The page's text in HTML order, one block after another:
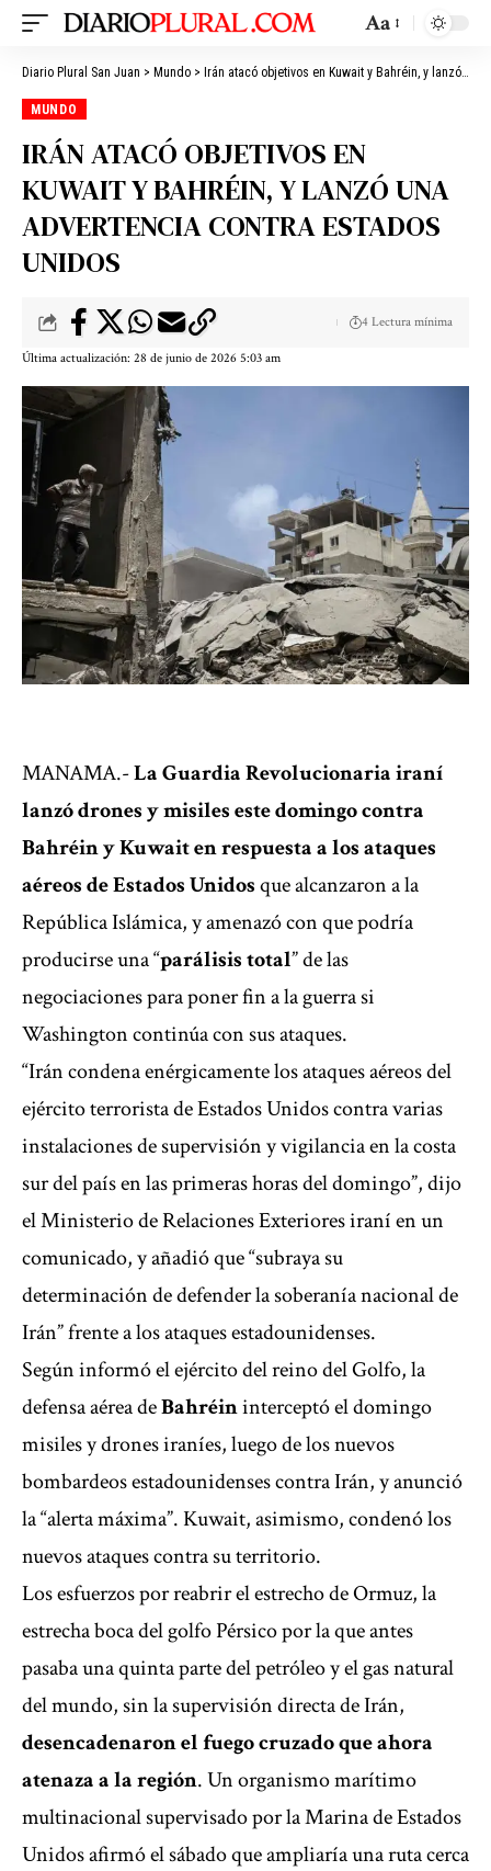
Aa
Diario Plural San Juan > Mundo > Irán atacó objetivos en Kuwait y Bahréin, y lanzó una advertencia contra Estados Unidos
MUNDO
IRÁN ATACÓ OBJETIVOS EN
KUWAIT Y BAHRÉIN, Y LANZÓ UNA
ADVERTENCIA CONTRA ESTADOS
UNIDOS
Última actualización: 28 de junio de 2026 5:03 am
4 Lectura mínima
MANAMA.-La Guardia Revolucionaria iraní
lanzó drones y misiles este domingo contra
Bahréin y Kuwait en respuesta a losataques
aéreos de Estados Unidosque alcanzaron a la
República Islámica, y amenazó con que podría
producirse una “parálisis total” de las
negociaciones para poner fin a la guerra si
Washington continúa con sus ataques.
“Irán condena enérgicamente los ataques aéreos del
ejército terrorista de Estados Unidos contra varias
instalaciones de supervisión y vigilancia en la costa
sur del país en las primeras horas del domingo”, dijo
el Ministerio de Relaciones Exteriores iraní en un
comunicado, y añadió que “subraya su
determinación de defender la soberanía nacional de
Irán” frente a los ataques estadounidenses.
Según informó el ejército del reino del Golfo, la
defensa aérea deBahréininterceptó el domingo
misiles y drones iraníes, luego de los nuevos
bombardeos estadounidenses contra Irán, y anunció
la “alerta máxima”. Kuwait, asimismo, condenó los
nuevos ataques contra su territorio.
Los esfuerzos por reabrir el estrecho de Ormuz, la
estrecha boca del golfo Pérsico por la que antes
pasaba una quinta parte del petróleo y el gas natural
del mundo, sin la supervisión directa de Irán,
desencadenaron el fuego cruzado que ahora
atenaza a la región. Un organismo marítimo
multinacional supervisado por la Marina de Estados
Unidos afirmó el sábado que ampliaría una ruta cerca